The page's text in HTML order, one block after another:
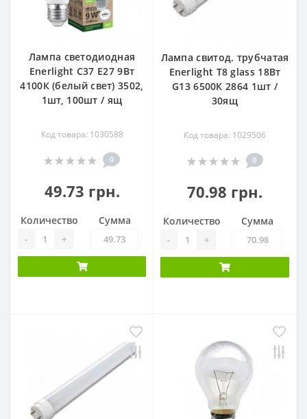
Лампа светодиодная
Enerlight С37 Е27 9Вт
4100К (белый свет) 3502,
1шт, 100шт / ящ
Код товара: 1030588
0
49.73 грн.
Количество
- +
Сумма
Лампа свитод. трубчатая
Enerlight Т8 glass 18Вт
G13 6500К 2864 1шт /
30ящ
Код товара: 1029506
0
70.98 грн.
Количество
- +
Сумма